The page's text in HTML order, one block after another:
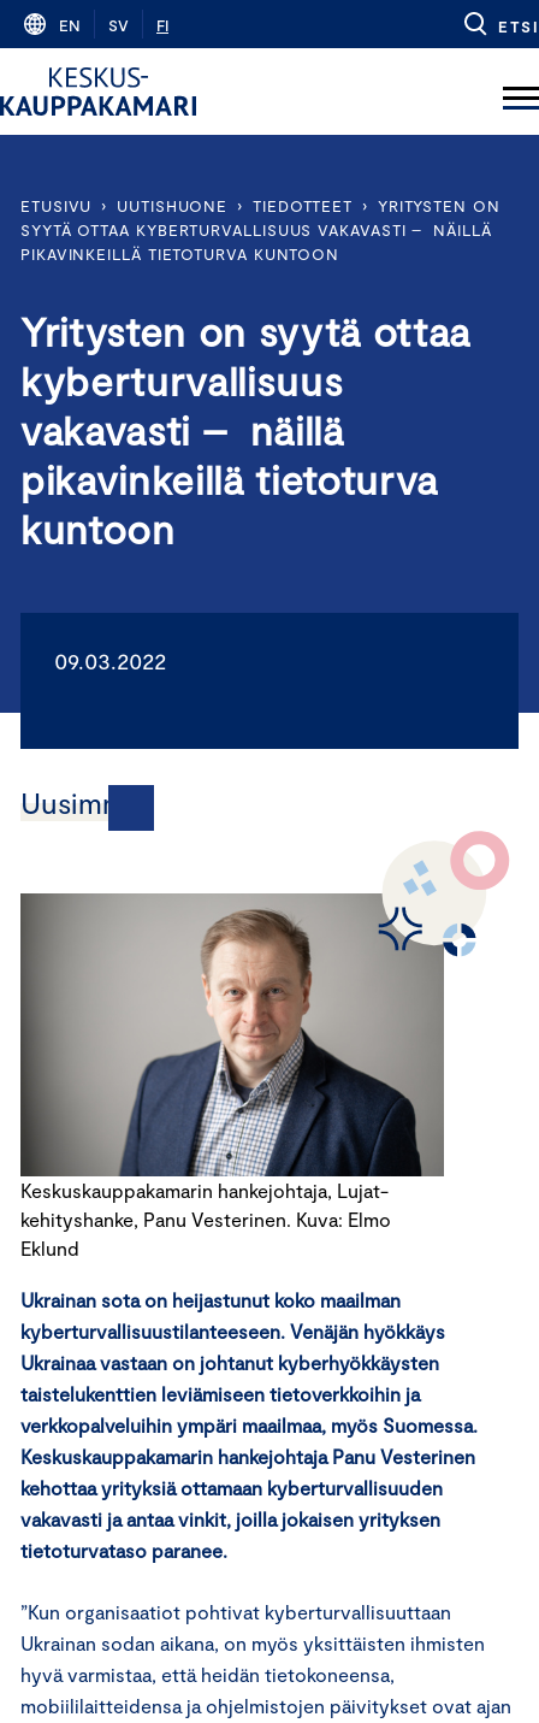
Skip
content
EN SV FI ETSI
ETUSIVU › UUTISHUONE › TIEDOTTEET › YRITYSTEN ON
SYYTÄ OTTAA KYBERTURVALLISUUS VAKAVASTI – NÄILLÄ
PIKAVINKEILLÄ TIETOTURVA KUNTOON
Yritysten on syytä ottaa
kyberturvallisuus
vakavasti – näillä
pikavinkeillä tietoturva
kuntoon
09.03.2022
Uusimmat
Keskuskauppakamarin hankejohtaja, Lujat-
kehityshanke, Panu Vesterinen. Kuva: Elmo
Eklund
Ukrainan sota on heijastunut koko maailman
kyberturvallisuustilanteeseen. Venäjän hyökkäys
Ukrainaa vastaan ​​on johtanut kyberhyökkäysten
taistelukenttien leviämiseen tietoverkkoihin ja
verkkopalveluihin ympäri maailmaa, myös Suomessa.
Keskuskauppakamarin hankejohtaja Panu Vesterinen
kehottaa yrityksiä ottamaan kyberturvallisuuden
vakavasti ja antaa vinkit, joilla jokaisen yrityksen
tietoturvataso paranee.
”Kun organisaatiot pohtivat kyberturvallisuuttaan
Ukrainan sodan aikana, on myös yksittäisten ihmisten
hyvä varmistaa, että heidän tietokoneensa,
mobiililaitteidensa ja ohjelmistojen päivitykset ovat ajan